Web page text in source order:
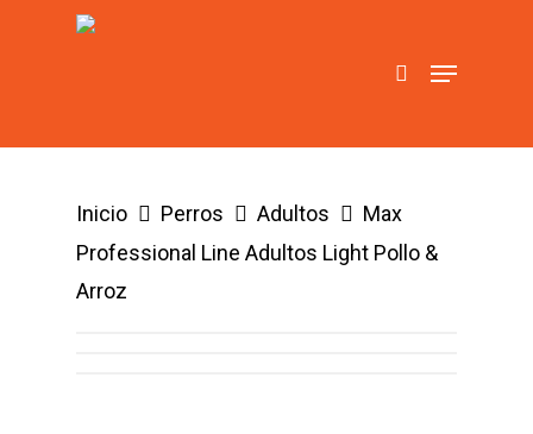
Hit enter to search or ESC to close
Inicio Perros Adultos
Max
Professional Line Adultos Light Pollo &
Arroz